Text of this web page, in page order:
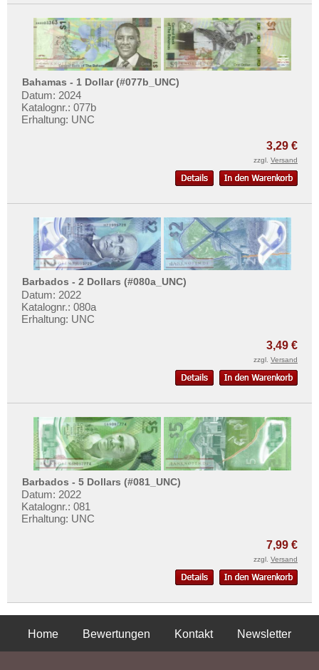
Bahamas - 1 Dollar (#077b_UNC)
Datum: 2024
Katalognr.: 077b
Erhaltung: UNC
3,29 €
zzgl. Versand
Barbados - 2 Dollars (#080a_UNC)
Datum: 2022
Katalognr.: 080a
Erhaltung: UNC
3,49 €
zzgl. Versand
Barbados - 5 Dollars (#081_UNC)
Datum: 2022
Katalognr.: 081
Erhaltung: UNC
7,99 €
zzgl. Versand
Home Bewertungen Kontakt
Newsletter